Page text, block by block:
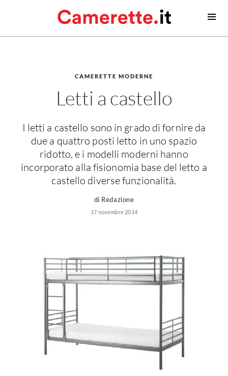
Camerette classiche
Camerette neonati
Lettini prima infanzia
Fasciatoi
Consigli camerette neonato
Consigli camerette
Camerette ragazzo
Accessori cameretta
Camerette bambine
CAMERETTE MODERNE
Letti a castello
I letti a castello sono in grado di fornire da
due a quattro posti letto in uno spazio
ridotto, e i modelli moderni hanno
incorporato alla fisionomia base del letto a
castello diverse funzionalità.
di Redazione
17 novembre 2014